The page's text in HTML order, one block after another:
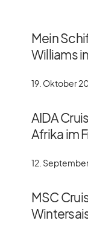
Mein
Williams
19. Oktober
AIDA
Afrika im
12.
MSC